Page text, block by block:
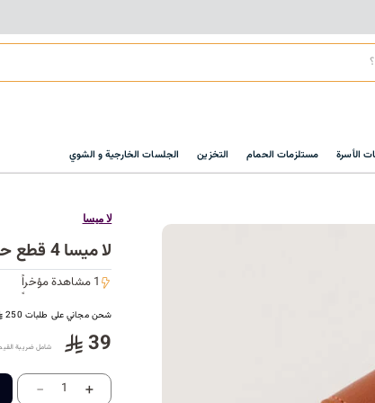
الأسرة مستلزمات الحمام التخزين الجلسات الخارجية و الشوي
لا ميسا
لا ميسا 4 قطع حلقات مناديل جلدية، بني جملي 4.5*4.5سم
1 مشاهدة مؤخراً
شحن مجاني على طلبات 250
39 شامل ضريبة
- 1 +